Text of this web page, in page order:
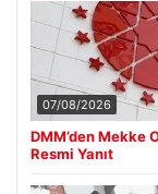
07/08/2026
DMM’den Mekke
Resmi Yanıt